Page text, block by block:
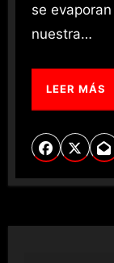
se
nuestra…
LEER MÁS